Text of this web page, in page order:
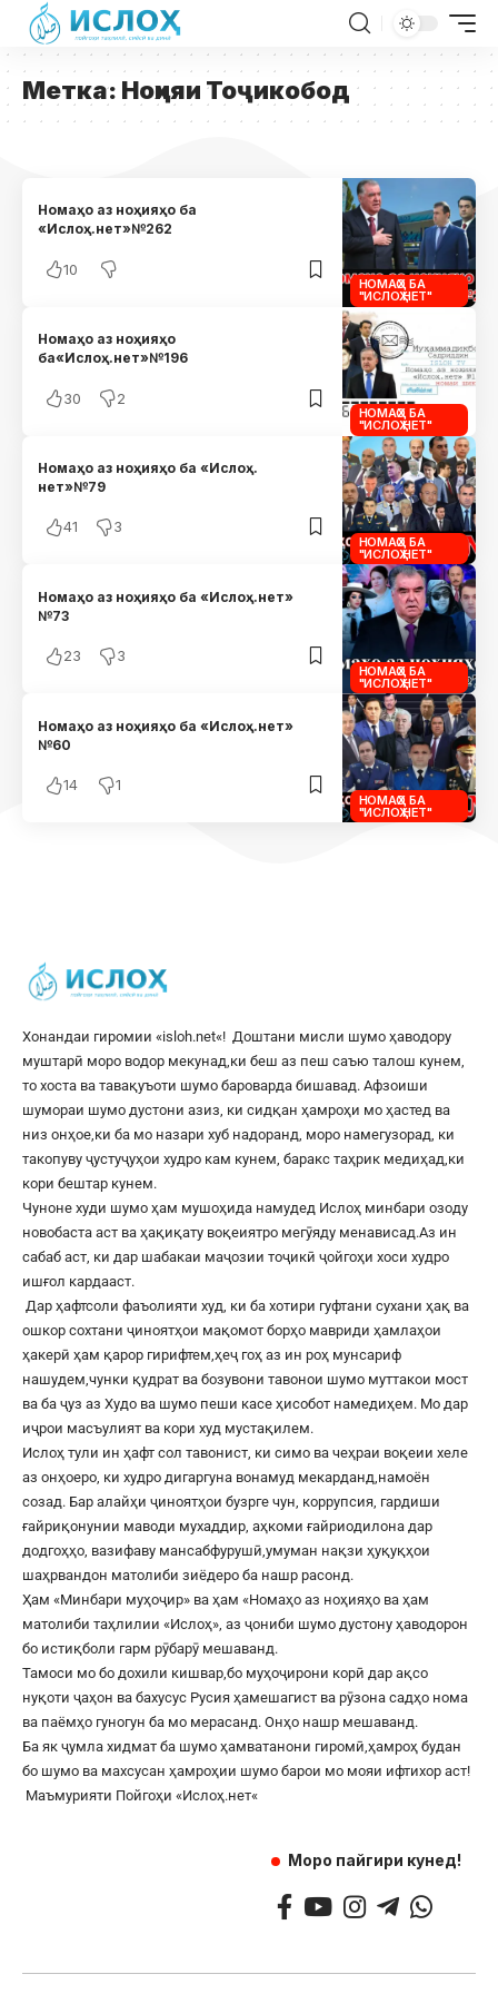
Метка: Ноҳияи Тоҷикобод
НОМАҲО БА
"ИСЛОҲ.НЕТ"
Номаҳо аз ноҳияҳо ба
«Ислоҳ.нет»№262
10
НОМАҲО БА
"ИСЛОҲ.НЕТ"
Номаҳо аз ноҳияҳо
ба«Ислоҳ.нет»№196
30 2
НОМАҲО БА
"ИСЛОҲ.НЕТ"
Номаҳо аз ноҳияҳо ба «Ислоҳ.
нет»№79
41 3
НОМАҲО БА
"ИСЛОҲ.НЕТ"
Номаҳо аз ноҳияҳо ба «Ислоҳ.нет»
№73
23 3
НОМАҲО БА
"ИСЛОҲ.НЕТ"
Номаҳо аз ноҳияҳо ба «Ислоҳ.нет»
№60
14 1
Хонандаи гиромии «isloh.net«! Доштани мисли шумо ҳаводору
муштарӣ моро водор мекунад,ки беш аз пеш саъю талош кунем,
то хоста ва тавақуъоти шумо бароварда бишавад. Афзоиши
шумораи шумо дустони азиз, ки сидқан ҳамроҳи мо ҳастед ва
низ онҳое,ки ба мо назари хуб надоранд, моро намегузорад, ки
такопуву ҷустуҷуҳои худро кам кунем, баракс таҳрик медиҳад,ки
кори бештар кунем.
Чуноне худи шумо ҳам мушоҳида намудед Ислоҳ минбари озоду
новобаста аст ва ҳақиқату воқеиятро мегӯяду менависад.Аз ин
сабаб аст, ки дар шабакаи маҷозии тоҷикӣ ҷойгоҳи хоси худро
ишғол кардааст.
Дар ҳафтсоли фаъолияти худ, ки ба хотири гуфтани сухани ҳақ ва
ошкор сохтани ҷиноятҳои мақомот борҳо мавриди ҳамлаҳои
ҳакерӣ ҳам қарор гирифтем,ҳеҷ гоҳ аз ин роҳ мунсариф
нашудем,чунки қудрат ва бозувони тавонои шумо муттакои мост
ва ба ҷуз аз Худо ва шумо пеши касе ҳисобот намедиҳем. Мо дар
иҷрои масъулият ва кори худ мустақилем.
Ислоҳ тули ин ҳафт сол тавонист, ки симо ва чеҳраи воқеии хеле
аз онҳоеро, ки худро дигаргуна вонамуд мекарданд,намоён
созад. Бар алайҳи ҷиноятҳои бузрге чун, коррупсия, гардиши
ғайриқонунии маводи мухаддир, аҳкоми ғайриодилона дар
додгоҳҳо, вазифаву мансабфурушӣ,умуман нақзи ҳуқуқҳои
шаҳрвандон матолиби зиёдеро ба нашр расонд.
Ҳам «Минбари муҳоҷир» ва ҳам «Номаҳо аз ноҳияҳо ва ҳам
матолиби таҳлилии «Ислоҳ», аз ҷониби шумо дустону ҳаводорон
бо истиқболи гарм рӯбарӯ мешаванд.
Тамоси мо бо дохили кишвар,бо муҳоҷирони корӣ дар ақсо
нуқоти ҷаҳон ва бахусус Русия ҳамешагист ва рӯзона садҳо нома
ва паёмҳо гуногун ба мо мерасанд. Онҳо нашр мешаванд.
Ба як ҷумла хидмат ба шумо ҳамватанони гиромӣ,ҳамроҳ будан
бо шумо ва махсусан ҳамроҳии шумо барои мо мояи ифтихор аст!
Маъмурияти Пойгоҳи «Ислоҳ.нет«
Моро пайгири кунед!